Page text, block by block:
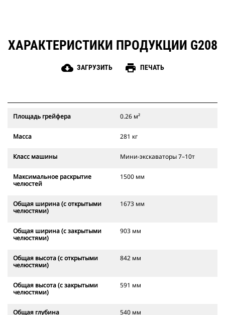
ХАРАКТЕРИСТИКИ ПРОДУКЦИИ G208
cloud_download ЗАГРУЗИТЬ print ПЕЧАТЬ
Площадь грейфера 0.26 м²
Масса 281 кг
Класс машины Мини-экскаваторы 7–10т
Максимальное раскрытие
челюстей
1500 мм
Общая ширина (с открытыми
челюстями)
1673 мм
Общая ширина (с закрытыми
челюстями)
903 мм
Общая высота (с открытыми
челюстями)
842 мм
Общая высота (с закрытыми
челюстями)
591 мм
Общая глубина 540 мм